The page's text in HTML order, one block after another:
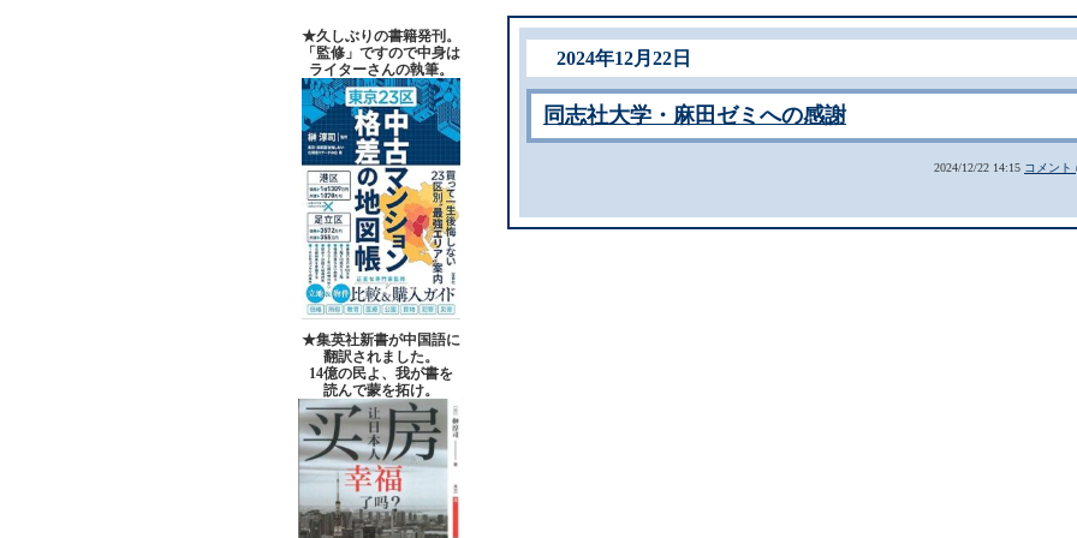
★久しぶりの書籍発刊。
「監修」ですので中身は
ライターさんの執筆。
★集英社新書が中国語に
翻訳されました。
14億の民よ、我が書を
読んで蒙を拓け。
2024年12月22日
同志社大学・麻田ゼミへの感謝
2024/12/22 14:15 コメント